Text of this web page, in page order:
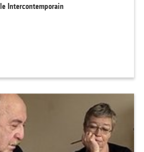
Intercontemporain